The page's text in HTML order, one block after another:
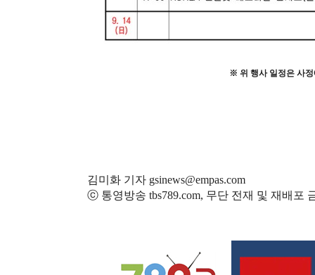
※ 위 행사 일정은 사
김미화 기자 gsinews@empas.com
ⓒ 통영방송 tbs789.com, 무단 전재 및 재배포